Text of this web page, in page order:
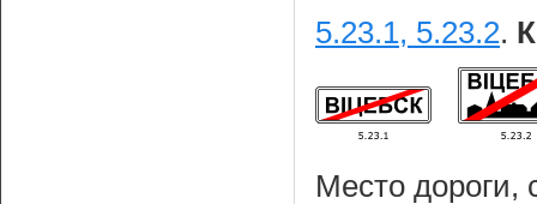
5.23.1, 5.23.2.
Место дороги,